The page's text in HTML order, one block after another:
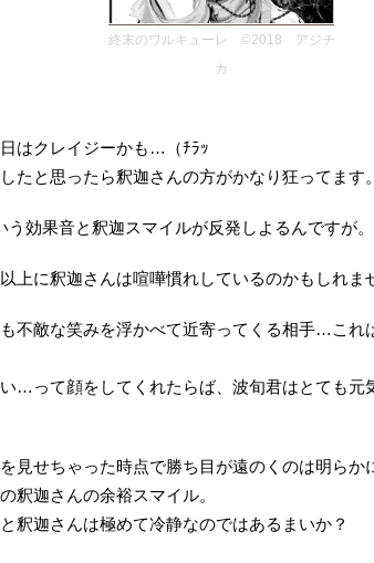
終末のワルキューレ ©2018 アジチ
カ
はクレイジーかも…（ﾁﾗｯ
たと思ったら釈迦さんの方がかなり狂ってます。
う効果音と釈迦スマイルが反発しよるんですが。
上に釈迦さんは喧嘩慣れしているのかもしれま
不敵な笑みを浮かべて近寄ってくる相手…これ
…って顔をしてくれたらば、波旬君はとても元
見せちゃった時点で勝ち目が遠のくのは明ら
釈迦さんの余裕スマイル。
釈迦さんは極めて冷静なのではあるまいか？